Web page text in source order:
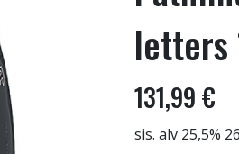
letters
131,99 €
sis. alv 25,5%